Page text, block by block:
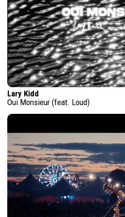
Lary Kidd
Oui Monsieur (feat. Loud)